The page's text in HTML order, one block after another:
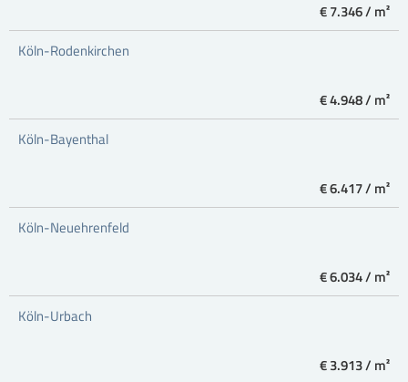
€ 7.346 / m²
Köln-Rodenkirchen
€ 4.948 / m²
Köln-Bayenthal
€ 6.417 / m²
Köln-Neuehrenfeld
€ 6.034 / m²
Köln-Urbach
€ 3.913 / m²